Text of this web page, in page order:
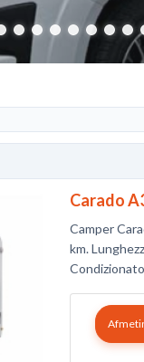
Carado
Camper
km.